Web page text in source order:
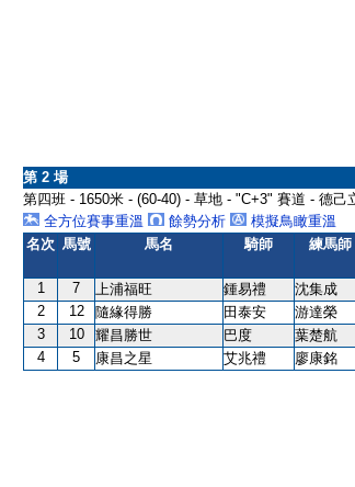
第 2 場
第四班 - 1650米 - (60-40) - 草地 - "C+3" 賽道 - 德己
全方位賽事重溫
餘勢分析
模擬鳥瞰重溫
名次 馬號 馬名 騎師 練馬師
1 7 上浦福旺 鍾易禮 沈集成
2
12 隨緣得勝 田泰安 游達榮
3
10 耀昌勝世 巴度 葉楚航
4
5 康昌之星 艾兆禮 廖康銘